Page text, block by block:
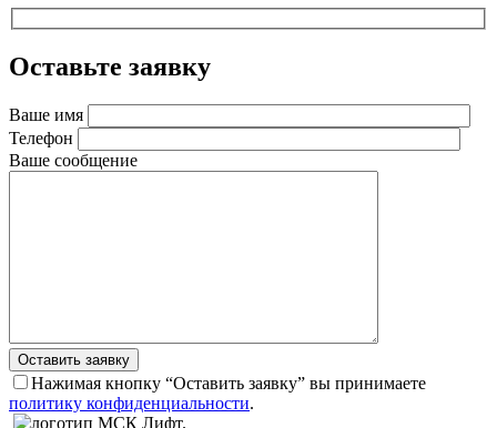
Оставьте заявку
Ваше имя
Телефон
Ваше сообщение
Оставить заявку
Нажимая кнопку “Оставить заявку” вы принимаете
политику конфиденциальности.